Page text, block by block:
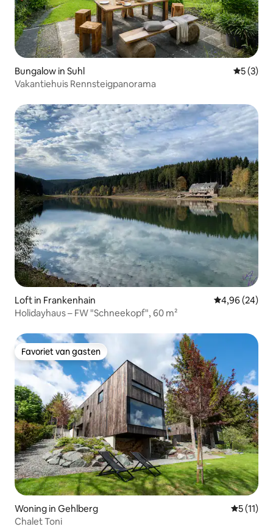
Bungalow in Suhl
5 (3)
Vakantiehuis Rennsteigpanorama
Loft in Frankenhain Gemiddelde
4,96 (24)
Holidayhaus – FW "Schneekopf", 60 m²
Favoriet van gasten
Favoriet van gasten
Woning in Gehlberg
5 (11)
Chalet Toni